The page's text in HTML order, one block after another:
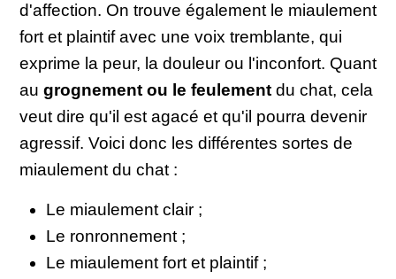
d'affection. On trouve également le miaulement
fort et plaintif avec une voix tremblante, qui
exprime la peur, la douleur ou l'inconfort. Quant
au grognement ou le feulement du chat, cela
veut dire qu'il est agacé et qu'il pourra devenir
agressif. Voici donc les différentes sortes de
miaulement du chat :
Le miaulement clair ;
Le ronronnement ;
Le miaulement fort et plaintif ;